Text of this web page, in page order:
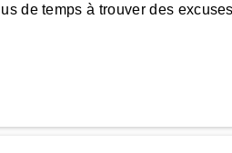
de temps à trouver des